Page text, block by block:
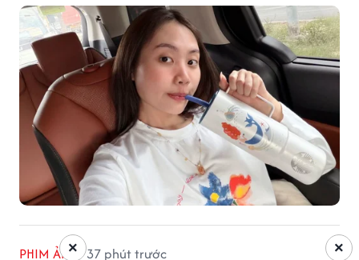
PHIM ẢNH 37 phút trước ×
×